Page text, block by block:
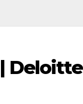
| Deloitte